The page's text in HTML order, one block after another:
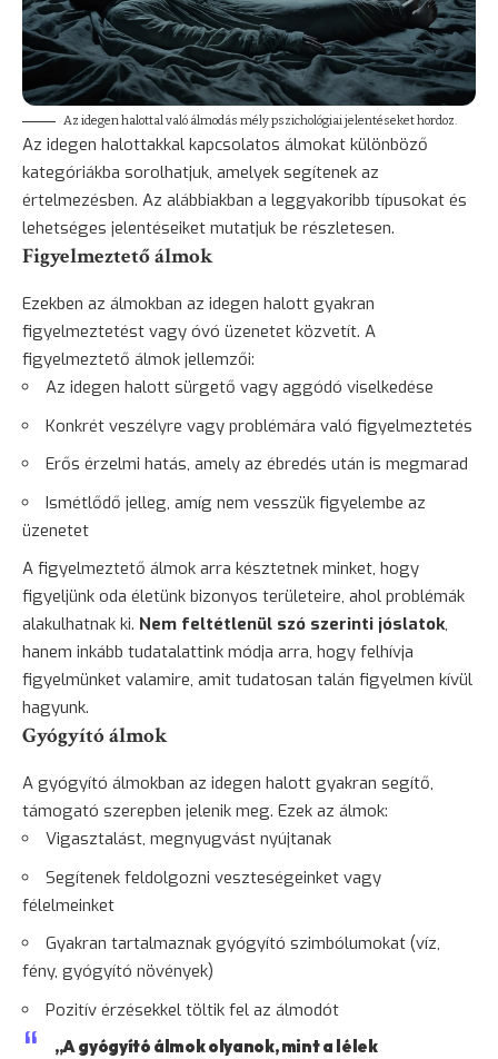
Az idegen halottal való álmodás mély pszichológiai jelentéseket hordoz.
Az idegen halottakkal kapcsolatos álmokat különböző
kategóriákba sorolhatjuk, amelyek segítenek az
értelmezésben. Az alábbiakban a leggyakoribb típusokat és
lehetséges jelentéseiket mutatjuk be részletesen.
Figyelmeztető álmok
Ezekben az álmokban az idegen halott gyakran
figyelmeztetést vagy óvó üzenetet közvetít. A
figyelmeztető álmok jellemzői:
Az idegen halott sürgető vagy aggódó viselkedése
Konkrét veszélyre vagy problémára való figyelmeztetés
Erős érzelmi hatás, amely az ébredés után is megmarad
Ismétlődő jelleg, amíg nem vesszük figyelembe az
üzenetet
A figyelmeztető álmok arra késztetnek minket, hogy
figyeljünk oda életünk bizonyos területeire, ahol problémák
alakulhatnak ki. Nem feltétlenül szó szerinti jóslatok,
hanem inkább tudatalattink módja arra, hogy felhívja
figyelmünket valamire, amit tudatosan talán figyelmen kívül
hagyunk.
Gyógyító álmok
A gyógyító álmokban az idegen halott gyakran segítő,
támogató szerepben jelenik meg. Ezek az álmok:
Vigasztalást, megnyugvást nyújtanak
Segítenek feldolgozni veszteségeinket vagy
félelmeinket
Gyakran tartalmaznak gyógyító szimbólumokat (víz,
fény, gyógyító növények)
Pozitív érzésekkel töltik fel az álmodót
„A gyógyító álmok olyanok, mint a lélek